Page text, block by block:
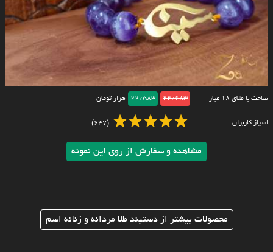
ساخت با طلای ۱۸ عیار 22/683
22/583 هزار تومان
امتیاز کاربران (647)
مشاهده و سفارش از روی این نمونه
محصولات بیشتر از دستبند طلا مردانه و زنانه اسم